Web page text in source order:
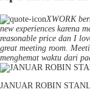
XWORK
new experiences karena
reasonable price dan I
great meeting room.
menghemat waktu dari
JANUAR ROBIN